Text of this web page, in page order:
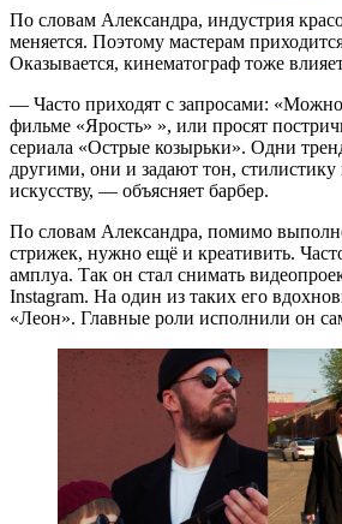
По словам Александра, индустрия
меняется. Поэтому мастерам
Оказывается, кинематограф тоже
— Часто приходят с запросами:
фильме «Ярость» », или просят
сериала «Острые козырьки». Одни
другими, они и задают тон, стилистику
искусству, — объясняет барбер.
По словам Александра, помимо
стрижек, нужно ещё и креативить.
амплуа. Так он стал снимать
Instagram. На один из таких его
«Леон». Главные роли исполнили он